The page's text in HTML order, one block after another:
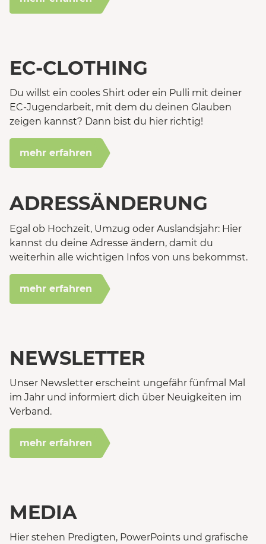
EC-CLOTHING
Du willst ein cooles Shirt oder ein Pulli mit deiner
EC-Jugendarbeit, mit dem du deinen Glauben
zeigen kannst? Dann bist du hier richtig!
mehr erfahren
ADRESSÄNDERUNG
Egal ob Hochzeit, Umzug oder Auslandsjahr: Hier
kannst du deine Adresse ändern, damit du
weiterhin alle wichtigen Infos von uns bekommst.
mehr erfahren
NEWSLETTER
Unser Newsletter erscheint ungefähr fünfmal Mal
im Jahr und informiert dich über Neuigkeiten im
Verband.
mehr erfahren
MEDIA
Hier stehen Predigten, PowerPoints und grafische